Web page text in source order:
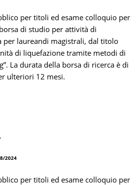
per titoli ed esame colloquio per
di studio per attività di
per laureandi magistrali, dal titolo
di liquefazione tramite metodi di
La durata della borsa di ricerca è di
ulteriori 12 mesi.
2024
per titoli ed esame colloquio per